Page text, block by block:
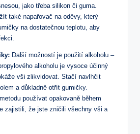
jako třeba silikon či guma.
také napařovač na oděvy, který
na dostatečnou teplotu, aby
Další možností je použití alkoholu –
alkoholu je vysoce účinný
vši zlikvidovat. Stačí navlhčit
a důkladně otřít gumičky.
používat opakovaně během
zajistili, že jste zničili všechny vši a